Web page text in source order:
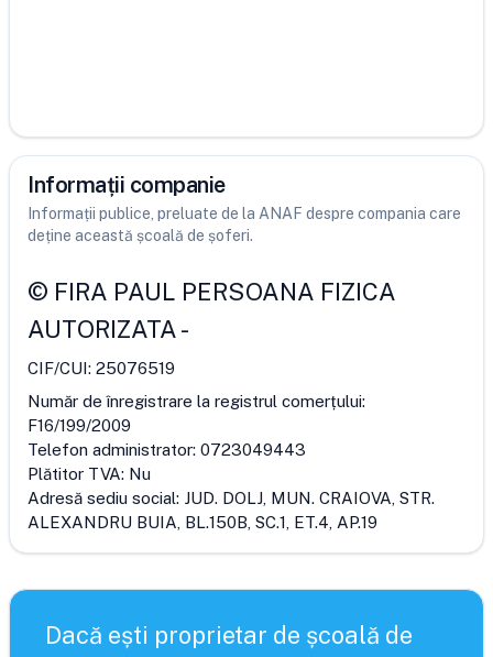
Informații companie
Informații publice, preluate de la ANAF despre compania care
deține această școală de șoferi.
© FIRA PAUL PERSOANA FIZICA
AUTORIZATA-
CIF/CUI: 25076519
Număr de înregistrare la registrul comerțului:
F16/199/2009
Telefon administrator: 0723049443
Plătitor TVA: Nu
Adresă sediu social: JUD. DOLJ, MUN. CRAIOVA, STR.
ALEXANDRU BUIA, BL.150B, SC.1, ET.4, AP.19
Dacă ești proprietar de școală de